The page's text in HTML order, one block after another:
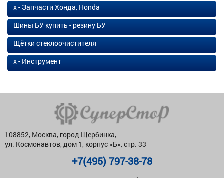
х - Запчасти Хонда, Honda
Шины БУ купить - резину БУ
Щётки стеклоочистителя
х - Инструмент
108852, Москва, город Щербинка,
ул. Космонавтов, дом 1, корпус «Б», стр. 33
+7(495) 797-38-78